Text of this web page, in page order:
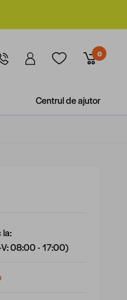
0
Centrul de ajutor
la:
V: 08:00 - 17:00)